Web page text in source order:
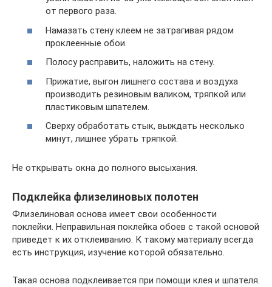
от первого раза.
Намазать стену клеем не затрагивая рядом
проклеенные обои.
Полосу расправить, наложить на стену.
Прижатие, выгон лишнего состава и воздуха
производить резиновым валиком, тряпкой или
пластиковым шпателем.
Сверху обработать стык, выждать несколько
минут, лишнее убрать тряпкой.
Не открывать окна до полного высыхания.
Подклейка флизелиновых полотен
Флизелиновая основа имеет свои особенности
поклейки. Неправильная поклейка обоев с такой основой
приведет к их отклеиванию. К такому материалу всегда
есть инструкция, изучение которой обязательно.
Такая основа подклеивается при помощи клея и шпателя.